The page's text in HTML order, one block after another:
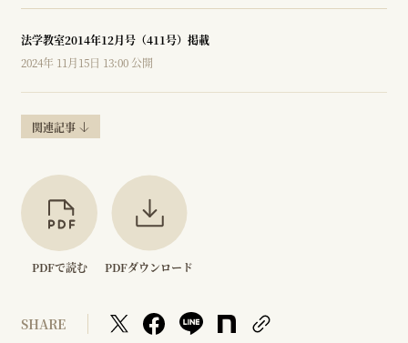
法学教室2014年12月号（411号）掲載
2024年 11月15日 13:00 公開
関連記事
PDFで読む PDFダウンロード
SHARE